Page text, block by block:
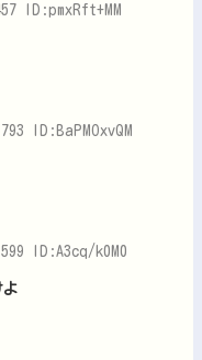
ID:pmxRft+MM
ID:BaPMOxvQM
ID:A3cq/k0M0